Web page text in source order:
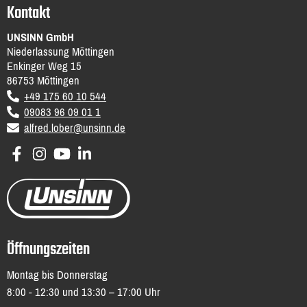
Kontakt
UNSINN GmbH
Niederlassung Möttingen
Enkinger Weg 15
86753Möttingen
DE +49 175 60 10 544
09083 96 09 01 1
email
alfred.lober@unsinn.de
Öffnungszeiten
Montag bis Donnerstag
8:00 - 12:30 und 13:30 – 17:00 Uhr